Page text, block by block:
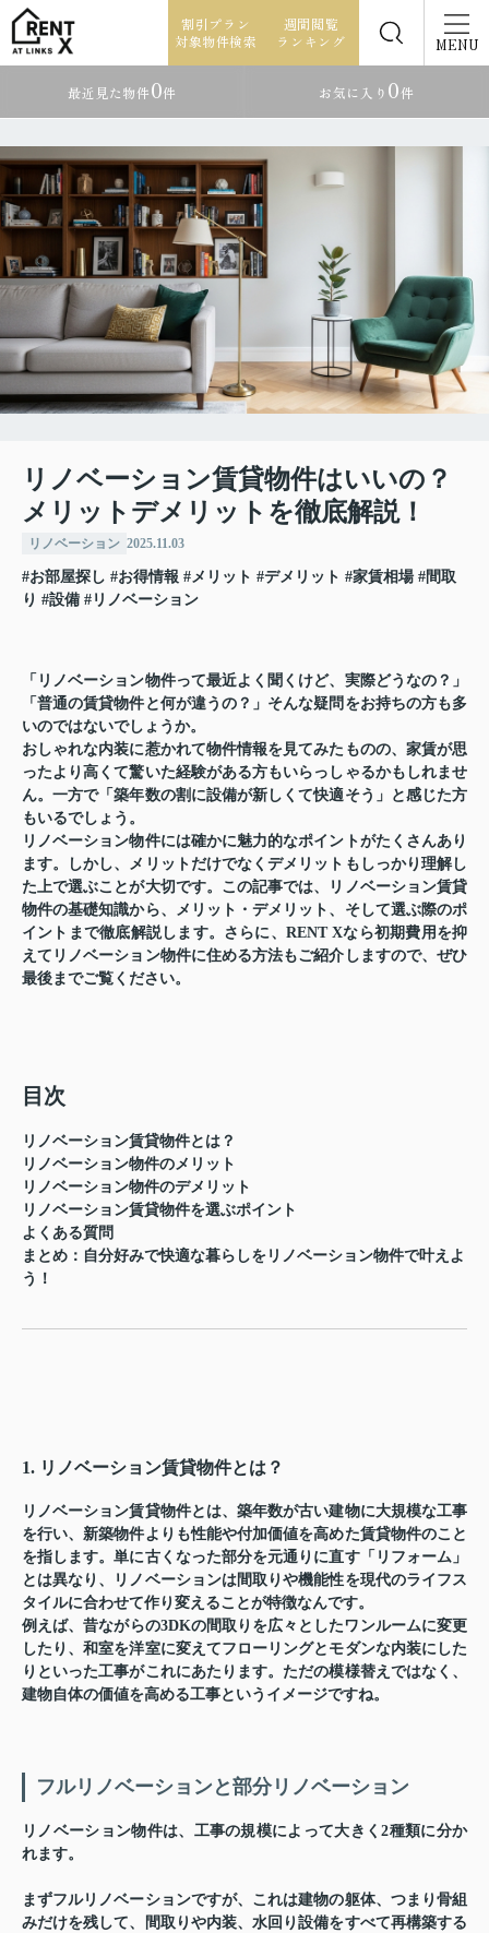
割引プラン
対象物件検索
週間閲覧
ランキング
MENU
最近見た物件0件 お気に入り 0件
リノベーション賃貸物件はいいの？
メリットデメリットを徹底解説！
リノベーション 2025.11.03
#お部屋探し #お得情報 #メリット #デメリット #家賃相場 #間取
り #設備 #リノベーション
「リノベーション物件って最近よく聞くけど、実際どうなの？」
「普通の賃貸物件と何が違うの？」そんな疑問をお持ちの方も多
いのではないでしょうか。
おしゃれな内装に惹かれて物件情報を見てみたものの、家賃が思
ったより高くて驚いた経験がある方もいらっしゃるかもしれませ
ん。一方で「築年数の割に設備が新しくて快適そう」と感じた方
もいるでしょう。
リノベーション物件には確かに魅力的なポイントがたくさんあり
ます。しかし、メリットだけでなくデメリットもしっかり理解し
た上で選ぶことが大切です。この記事では、リノベーション賃貸
物件の基礎知識から、メリット・デメリット、そして選ぶ際のポ
イントまで徹底解説します。さらに、 RENT Xなら初期費用を抑
えてリノベーション物件に住める方法もご紹介しますので、ぜひ
最後までご覧ください。
目次
リノベーション賃貸物件とは？
リノベーション物件のメリット
リノベーション物件のデメリット
リノベーション賃貸物件を選ぶポイント
よくある質問
まとめ：自分好みで快適な暮らしをリノベーション物件で叶えよ
う！
1. リノベーション賃貸物件とは？
リノベーション賃貸物件とは、築年数が古い建物に大規模な工事
を行い、新築物件よりも性能や付加価値を高めた賃貸物件のこと
を指します。単に古くなった部分を元通りに直す「リフォーム」
とは異なり、リノベーションは間取りや機能性を現代のライフス
タイルに合わせて作り変えることが特徴なんです。
例えば、昔ながらの3DKの間取りを広々としたワンルームに変更
したり、和室を洋室に変えてフローリングとモダンな内装にした
りといった工事がこれにあたります。ただの模様替えではなく、
建物自体の価値を高める工事というイメージですね。
フルリノベーションと部分リノベーション
リノベーション物件は、工事の規模によって大きく2種類に分か
れます。
まずフルリノベーションですが、これは建物の躯体、つまり骨組
みだけを残して、間取りや内装、水回り設備をすべて再構築する